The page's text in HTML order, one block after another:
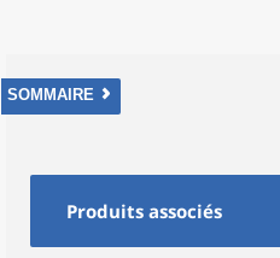
SOMMAIRE
Produits associés